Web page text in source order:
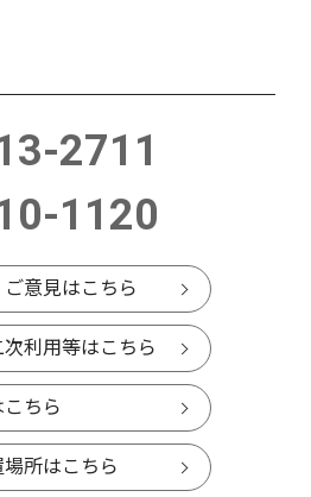
2711
1120
意見はこちら
利用等はこちら
ちら
所はこちら